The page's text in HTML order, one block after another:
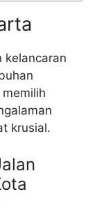
kelancaran
krusial.